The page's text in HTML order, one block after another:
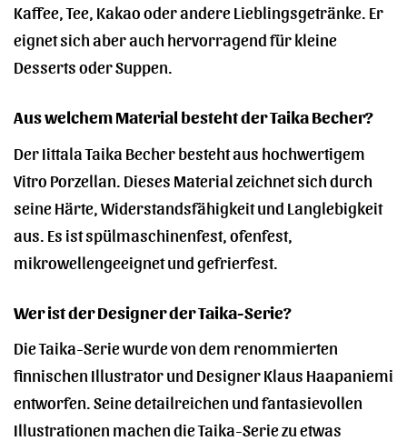
Kaffee, Tee, Kakao oder andere Lieblingsgetränke. Er
eignet sich aber auch hervorragend für kleine
Desserts oder Suppen.
Aus welchem Material besteht der Taika Becher?
Der Iittala Taika Becher besteht aus hochwertigem
Vitro Porzellan. Dieses Material zeichnet sich durch
seine Härte, Widerstandsfähigkeit und Langlebigkeit
aus. Es ist spülmaschinenfest, ofenfest,
mikrowellengeeignet und gefrierfest.
Wer ist der Designer der Taika-Serie?
Die Taika-Serie wurde von dem renommierten
finnischen Illustrator und Designer Klaus Haapaniemi
entworfen. Seine detailreichen und fantasievollen
Illustrationen machen die Taika-Serie zu etwas